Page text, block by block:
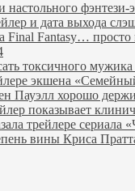
настольного
и дата выхода
Final Fantasy…
токсичного
экшена
Пауэлл хорошо
показывает
трейлере сериала
вины Криса